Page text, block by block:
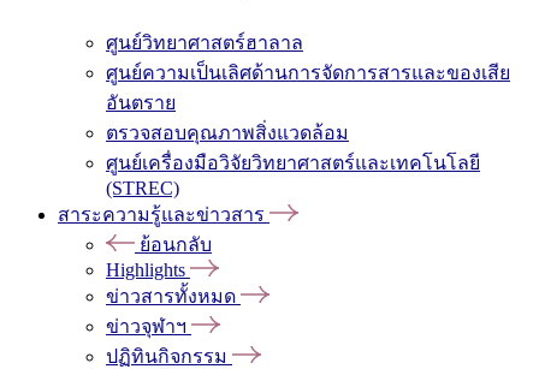
ศูนย์วิทยาศาสตร์ฮาลาล
ศูนย์ความเป็นเลิศด้านการจัดการสารและของเสีย
อันตราย
ตรวจสอบคุณภาพสิ่งแวดล้อม
ศูนย์เครื่องมือวิจัยวิทยาศาสตร์และเทคโนโลยี
(STREC)
สาระความรู้และข่าวสาร
ย้อนกลับ
Highlights
ข่าวสารทั้งหมด
ข่าวจุฬาฯ
ปฏิทินกิจกรรม